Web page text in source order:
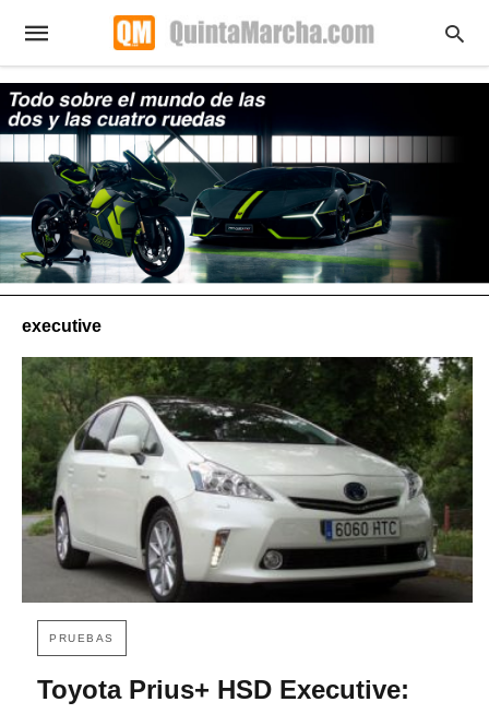
executive
PRUEBAS
Toyota Prius+ HSD Executive: